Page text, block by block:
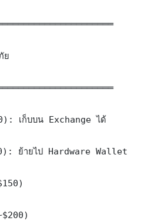
ย
เก็บบน Exchange ได้
ย้ายไป Hardware Wallet